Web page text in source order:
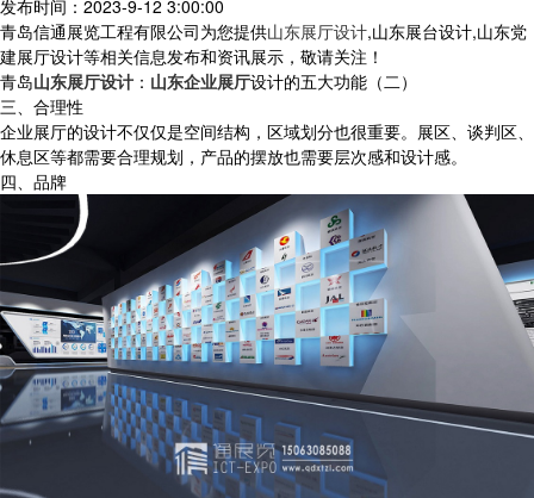
发布时间：2023-9-12 3:00:00
青岛信通展览工程有限公司为您提供山东展厅设计,山东展台设计,山东党
建展厅设计等相关信息发布和资讯展示，敬请关注！
青岛山东展厅设计 ： 山东企业展厅设计的五大功能（二）
三、合理性
企业展厅的设计不仅仅是空间结构，区域划分也很重要。展区、谈判区、
休息区等都需要合理规划，产品的摆放也需要层次感和设计感。
四、品牌